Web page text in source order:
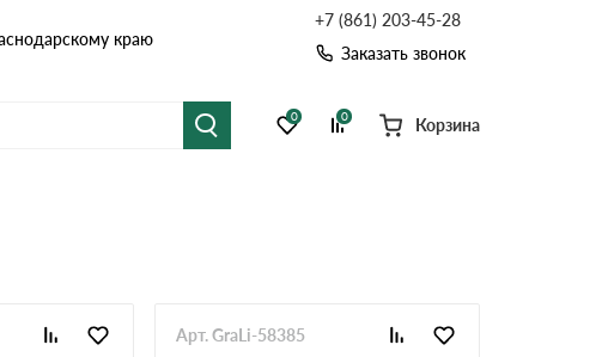
краю
+7 (861) 203-45-28
Заказать звонок
Водосточные системы Софиты
0 0 Корзина
Арт. GraLi-58385